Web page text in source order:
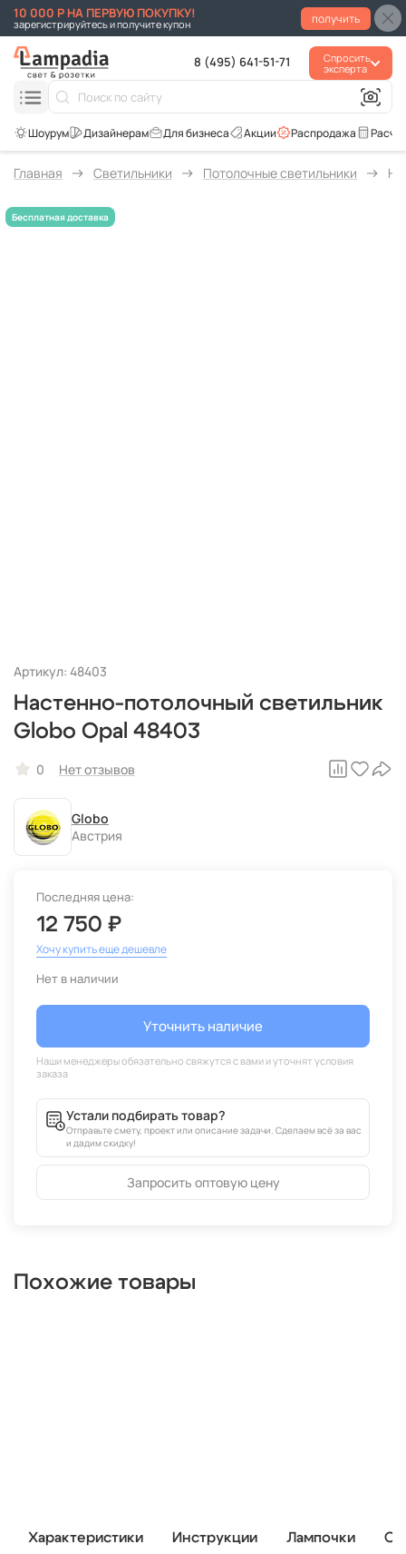
10 000 Р НА ПЕРВУЮ ПОКУПКУ!
зарегистрируйтесь и получите купон получить
8 (495) 641-51-71
Спросить
эксперта
Распродажа
Акции
Для бизнеса
Главная Светильники Потолочные светильники
Артикул: 48403
Настенно-потолочный светильник
Globo Opal 48403
0 Нет отзывов
Globo
Австрия
Последняя цена:
12 750 ₽
Хочу купить еще дешевле
Нет в наличии
Уточнить наличие
Устали подбирать товар?
Отправьте смету, проект или описание задачи. Сделаем всё за вас
и дадим скидку!
Запросить оптовую цену
Похожие товары
Характеристики Инструкции Лампочки